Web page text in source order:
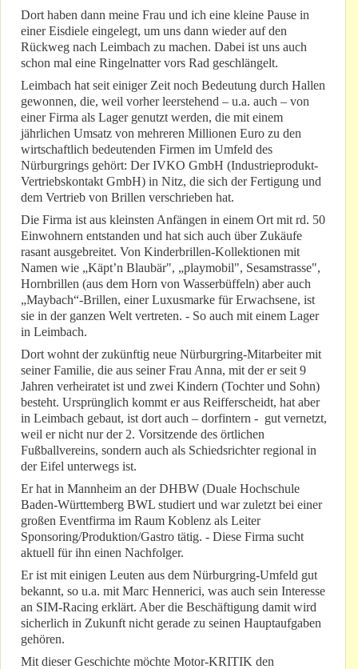
Dort haben dann meine Frau und ich eine kleine Pause in
einer Eisdiele eingelegt, um uns dann wieder auf den
Rückweg nach Leimbach zu machen. Dabei ist uns auch
schon mal eine Ringelnatter vors Rad geschlängelt.
Leimbach hat seit einiger Zeit noch Bedeutung durch Hallen
gewonnen, die, weil vorher leerstehend – u.a. auch – von
einer Firma als Lager genutzt werden, die mit einem
jährlichen Umsatz von mehreren Millionen Euro zu den
wirtschaftlich bedeutenden Firmen im Umfeld des
Nürburgrings gehört: Der IVKO GmbH (Industrieprodukt-
Vertriebskontakt GmbH) in Nitz, die sich der Fertigung und
dem Vertrieb von Brillen verschrieben hat.
Die Firma ist aus kleinsten Anfängen in einem Ort mit rd. 50
Einwohnern entstanden und hat sich auch über Zukäufe
rasant ausgebreitet. Von Kinderbrillen-Kollektionen mit
Namen wie „Käpt’n Blaubär", „playmobil", Sesamstrasse",
Hornbrillen (aus dem Horn von Wasserbüffeln) aber auch
„Maybach“-Brillen, einer Luxusmarke für Erwachsene, ist
sie in der ganzen Welt vertreten. - So auch mit einem Lager
in Leimbach.
Dort wohnt der zukünftig neue Nürburgring-Mitarbeiter mit
seiner Familie, die aus seiner Frau Anna, mit der er seit 9
Jahren verheiratet ist und zwei Kindern (Tochter und Sohn)
besteht. Ursprünglich kommt er aus Reifferscheidt, hat aber
in Leimbach gebaut, ist dort auch – dorfintern - gut vernetzt,
weil er nicht nur der 2. Vorsitzende des örtlichen
Fußballvereins, sondern auch als Schiedsrichter regional in
der Eifel unterwegs ist.
Er hat in Mannheim an der DHBW (Duale Hochschule
Baden-Württemberg BWL studiert und war zuletzt bei einer
großen Eventfirma im Raum Koblenz als Leiter
Sponsoring/Produktion/Gastro tätig. - Diese Firma sucht
aktuell für ihn einen Nachfolger.
Er ist mit einigen Leuten aus dem Nürburgring-Umfeld gut
bekannt, so u.a. mit Marc Hennerici, was auch sein Interesse
an SIM-Racing erklärt. Aber die Beschäftigung damit wird
sicherlich in Zukunft nicht gerade zu seinen Hauptaufgaben
gehören.
Mit dieser Geschichte möchte Motor-KRITIK den